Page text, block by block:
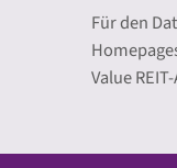
Für den
Value